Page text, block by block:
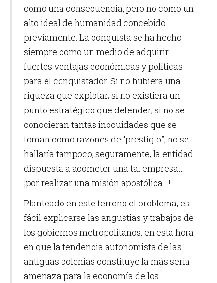
como una consecuencia, pero no como un
alto ideal de humanidad concebido
previamente. La conquista se ha hecho
siempre como un medio de adquirir
fuertes ventajas económicas y políticas
para el conquistador. Si no hubiera una
riqueza que explotar; si no existiera un
punto estratégico que defender; si no se
conocieran tantas inocuidades que se
toman como razones de “prestigio”, no se
hallaría tampoco, seguramente, la entidad
dispuesta a acometer una tal empresa…
¡por realizar una misión apostólica…!
Planteado en este terreno el problema, es
fácil explicarse las angustias y trabajos de
los gobiernos metropolitanos, en esta hora
en que la tendencia autonomista de las
antiguas colonias constituye la más seria
amenaza para la economía de los